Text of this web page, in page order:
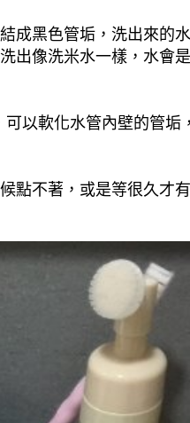
成黑色管垢，洗出來的
出像洗米水一樣，水會
以軟化水管內壁的管垢
點不著，或是等很久才